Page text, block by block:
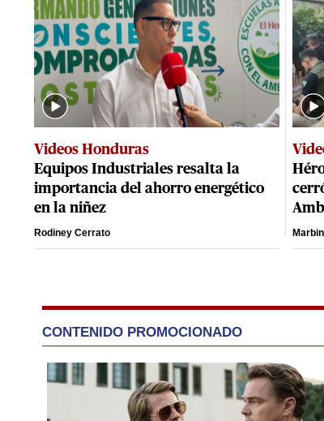
Videos Honduras
Equipos Industriales resalta la
importancia del ahorro energético
en la niñez
Rodiney Cerrato
CONTENIDO PROMOCIONADO